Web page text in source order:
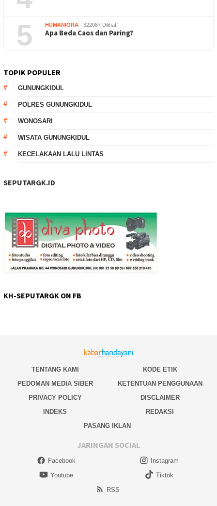
5 HUMANIORA 322087 Dilihat
Apa Beda Caos dan Paring?
TOPIK POPULER
GUNUNGKIDUL
POLRES GUNUNGKIDUL
WONOSARI
WISATA GUNUNGKIDUL
KECELAKAAN LALU LINTAS
SEPUTARGK.ID
KH-SEPUTARGK ON FB
TENTANG KAMI
KODE ETIK
PEDOMAN MEDIA SIBER
KETENTUAN PENGGUNAAN
PRIVACY POLICY
DISCLAIMER
INDEKS
REDAKSI
PASANG IKLAN
JARINGAN SOCIAL
Facebook
Instagram
Youtube
Tiktok
RSS